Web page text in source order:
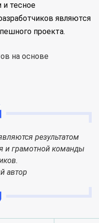
и тесное
являются
проекта.
результатом
и грамотной команды
автор